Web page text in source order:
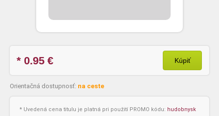
* 0.95 € Kúpiť
Orientačná dostupnosť: na ceste
* Uvedená cena titulu je platná pri použití PROMO kódu: hudobnysk